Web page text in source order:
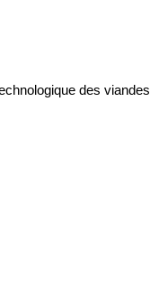
des viandes